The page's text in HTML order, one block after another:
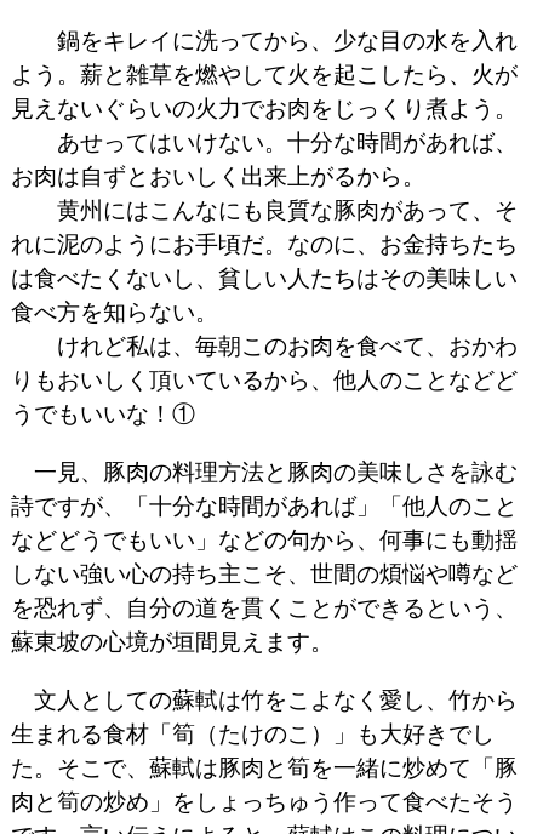
鍋をキレイに洗ってから、少な目の水を入れ
よう。薪と雑草を燃やして火を起こしたら、火が
見えないぐらいの火力でお肉をじっくり煮よう。
あせってはいけない。十分な時間があれば、
お肉は自ずとおいしく出来上がるから。
黄州にはこんなにも良質な豚肉があって、そ
れに泥のようにお手頃だ。なのに、お金持ちたち
は食べたくないし、貧しい人たちはその美味しい
食べ方を知らない。
けれど私は、毎朝このお肉を食べて、おかわ
りもおいしく頂いているから、他人のことなどど
うでもいいな！①
一見、豚肉の料理方法と豚肉の美味しさを詠む
詩ですが、「十分な時間があれば」「他人のこと
などどうでもいい」などの句から、何事にも動揺
しない強い心の持ち主こそ、世間の煩悩や噂など
を恐れず、自分の道を貫くことができるという、
蘇東坡の心境が垣間見えます。
文人としての蘇軾は竹をこよなく愛し、竹から
生まれる食材「筍（たけのこ）」も大好きでし
た。そこで、蘇軾は豚肉と筍を一緒に炒めて「豚
肉と筍の炒め」をしょっちゅう作って食べたそう